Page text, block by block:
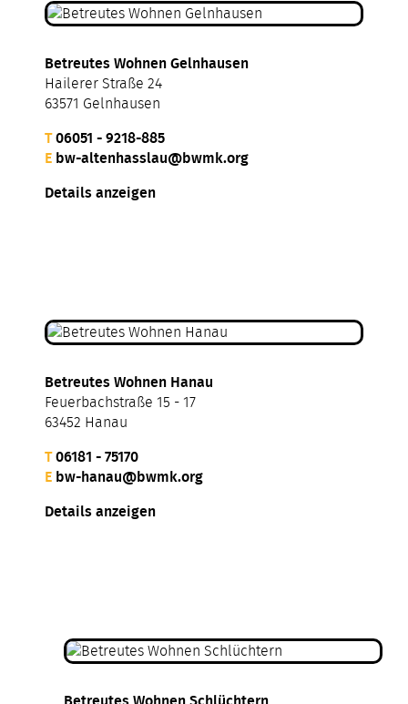
Betreutes Wohnen Gelnhausen
Hailerer Straße 24
63571 Gelnhausen
T06051 - 9218-885
E bw-altenhasslau@bwmk.org
Details anzeigen
Betreutes Wohnen Hanau
Feuerbachstraße 15 - 17
63452 Hanau
T06181 - 75170
E bw-hanau@bwmk.org
Details anzeigen